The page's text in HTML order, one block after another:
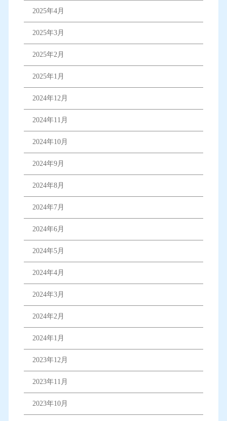
2025年4月
2025年3月
2025年2月
2025年1月
2024年12月
2024年11月
2024年10月
2024年9月
2024年8月
2024年7月
2024年6月
2024年5月
2024年4月
2024年3月
2024年2月
2024年1月
2023年12月
2023年11月
2023年10月